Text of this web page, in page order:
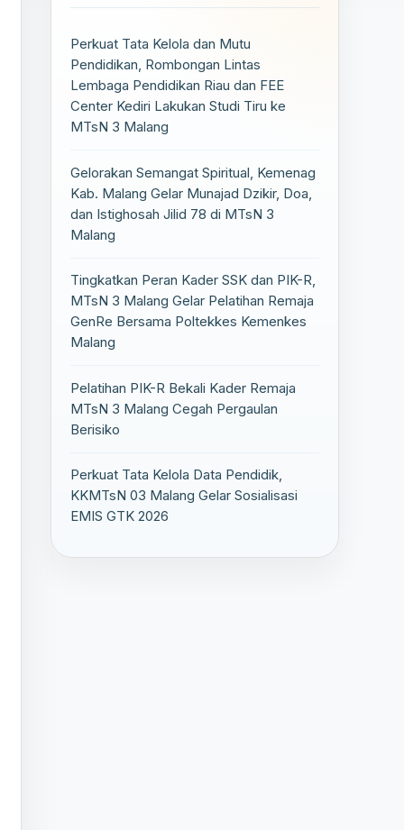
Perkuat Tata Kelola dan Mutu
Pendidikan, Rombongan Lintas
Lembaga Pendidikan Riau dan FEE
Center Kediri Lakukan Studi Tiru ke
MTsN 3 Malang
Gelorakan Semangat Spiritual, Kemenag
Kab. Malang Gelar Munajad Dzikir, Doa,
dan Istighosah Jilid 78 di MTsN 3
Malang
Tingkatkan Peran Kader SSK dan PIK-R,
MTsN 3 Malang Gelar Pelatihan Remaja
GenRe Bersama Poltekkes Kemenkes
Malang
Pelatihan PIK-R Bekali Kader Remaja
MTsN 3 Malang Cegah Pergaulan
Berisiko
Perkuat Tata Kelola Data Pendidik,
KKMTsN 03 Malang Gelar Sosialisasi
EMIS GTK 2026